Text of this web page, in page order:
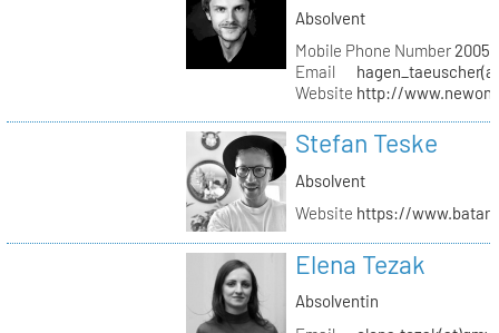
Absolvent
Mobile Phone Number
Email
Website http://
Stefan Teske
Absolvent
Website https://
Elena Tezak
Absolventin